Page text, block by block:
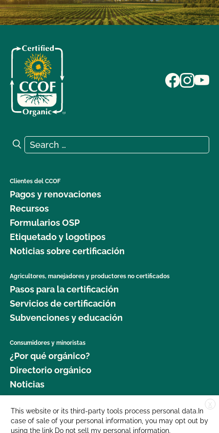
Search for:
Search
Clientes del CCOF
Pagos y renovaciones
Recursos
Formularios OSP
Etiquetado y logotipos
Noticias sobre certificación
Agricultores, manejadores y productores no certificados
Pasos para la certificación
Servicios de certificación
Subvenciones y educación
Consumidores y minoristas
¿Por qué orgánico?
Directorio orgánico
Noticias
Donar
Carreras profesionales
X
This website or its third-party tools process personal data.In
case of sale of your personal information, you may opt out by
using the link Do not sell my personal information.